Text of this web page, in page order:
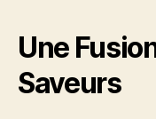
Une
Saveurs